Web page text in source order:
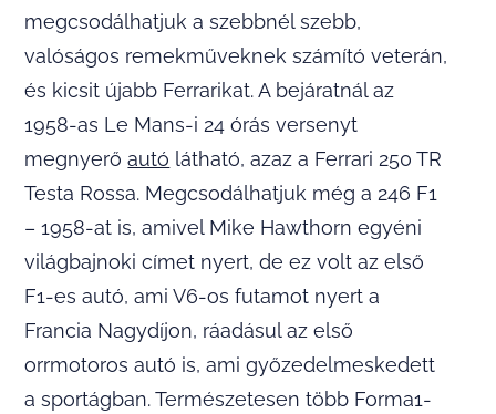
megcsodálhatjuk a szebbnél szebb,
valóságos remekműveknek számító veterán,
és kicsit újabb Ferrarikat. A bejáratnál az
1958-as Le Mans-i 24 órás versenyt
megnyerőautó látható, azaz a Ferrari 250 TR
Testa Rossa. Megcsodálhatjuk még a 246 F1
– 1958-at is, amivel Mike Hawthorn egyéni
világbajnoki címet nyert, de ez volt az első
F1-es autó, ami V6-os futamot nyert a
Francia Nagydíjon, ráadásul az első
orrmotoros autó is, ami győzedelmeskedett
a sportágban. Természetesen több Forma1-